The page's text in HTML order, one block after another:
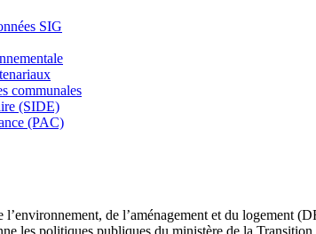
SIG
communales
(SIDE)
(PAC)
de l’aménagement et du logement
les politiques publiques du ministère de la